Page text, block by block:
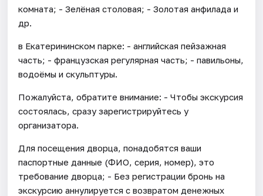
комната; - Зелёная столовая; - Золотая анфилада и
др.
в Екатерининском парке: - английская пейзажная
часть; - французская регулярная часть; - павильоны,
водоёмы и скульптуры.
Пожалуйста, обратите внимание: - Чтобы экскурсия
состоялась, сразу зарегистрируйтесь у
организатора.
Для посещения дворца, понадобятся ваши
паспортные данные (ФИО, серия, номер), это
требование дворца; - Без регистрации бронь на
экскурсию аннулируется с возвратом денежных